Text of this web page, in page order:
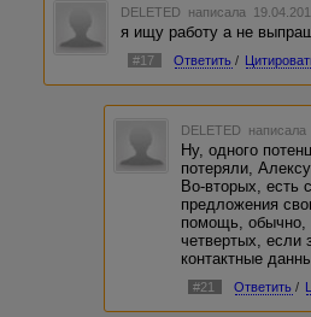
DELETED написала
я ищу работу а не
#17 Ответить /
DELETED
Ну, одного
потеряли,
Во-вторых, есть
предложения
помощь, обычно,
четвертых, если
контактные
#21 Ответить /